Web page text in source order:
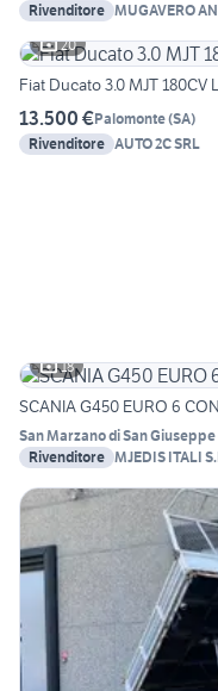
Rivenditore MUGAVERO
20
Fiat Ducato 3.0 MJT 180CV
13.500 €Palomonte(SA)
Rivenditore AUTO 2C SRL
18
SCANIA G450 EURO 6
San Marzano di San Giuseppe
Rivenditore MJEDIS ITALI